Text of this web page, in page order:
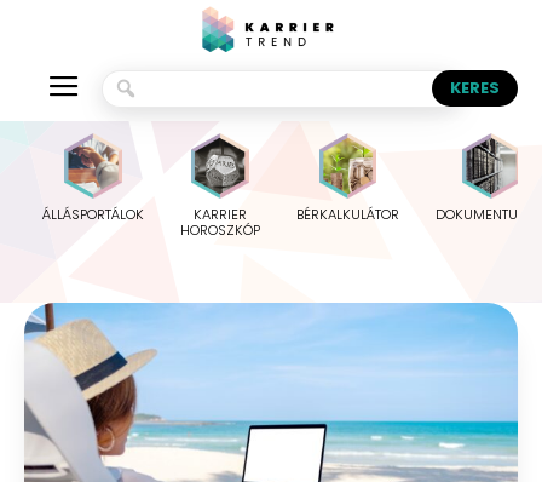
ÁLLÁSPORTÁLOK
KARRIER
HOROSZKÓP
BÉRKALKULÁTOR